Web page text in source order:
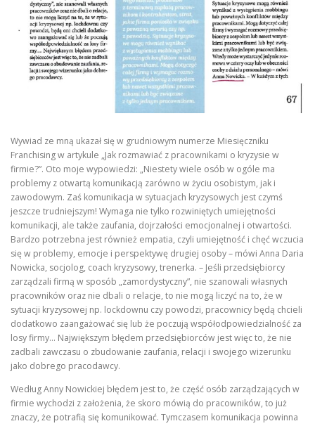
Wywiad ze mną ukazał się w grudniowym numerze Miesięczniku
Franchising w artykule „Jak rozmawiać z pracownikami o kryzysie w
firmie?”. Oto moje wypowiedzi: „Niestety wiele osób w ogóle ma
problemy z otwartą komunikacją zarówno w życiu osobistym, jak i
zawodowym. Zaś komunikacja w sytuacjach kryzysowych jest czymś
jeszcze trudniejszym! Wymaga nie tylko rozwiniętych umiejętności
komunikacji, ale także zaufania, dojrzałości emocjonalnej i otwartości.
Bardzo potrzebna jest również empatia, czyli umiejętność i chęć wczucia
się w problemy, emocje i perspektywę drugiej osoby – mówi Anna Daria
Nowicka, socjolog, coach kryzysowy, trenerka. – Jeśli przedsiębiorcy
zarządzali firmą w sposób „zamordystyczny”, nie szanowali własnych
pracowników oraz nie dbali o relacje, to nie mogą liczyć na to, że w
sytuacji kryzysowej np. lockdownu czy powodzi, pracownicy będą chcieli
dodatkowo zaangażować się lub że poczują współodpowiedzialność za
losy firmy… Największym błędem przedsiębiorców jest więc to, że nie
zadbali zawczasu o zbudowanie zaufania, relacji i swojego wizerunku
jako dobrego pracodawcy.
Według Anny Nowickiej błędem jest to, że część osób zarządzających w
firmie wychodzi z założenia, że skoro mówią do pracowników, to już
znaczy, że potrafią się komunikować. Tymczasem komunikacja powinna